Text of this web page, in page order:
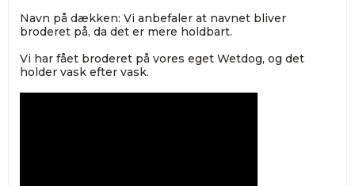
Navn på dækken: Vi anbefaler at navnet bliver
broderet på, da det er mere holdbart.
Vi har fået broderet på vores eget Wetdog, og det
holder vask efter vask.